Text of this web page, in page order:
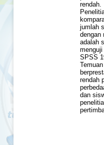
rendah.
jumlah
dengan
adalah
SPSS
rendah
dan